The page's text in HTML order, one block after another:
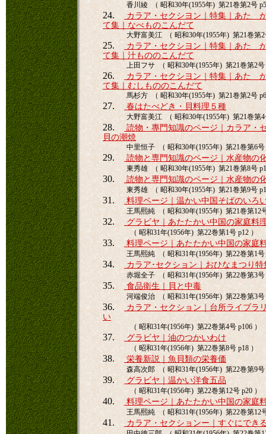
香川綾 （ 昭和30年(1955年) 第21巻第2号
24.
カラア・セクシヨン｜特集｜あたゝ
て集｜なべものこんだて
大野富美江 （ 昭和30年(1955年) 第21巻第2
25.
カラア・セクシヨン｜特集｜あたゝ
て集｜汁もののこんだて
上田フサ （ 昭和30年(1955年) 第21巻第2号
26.
カラア・セクシヨン｜特集｜あたゝ
て集｜むしもののこんだて
馬杉方 （ 昭和30年(1955年) 第21巻第2号
27. 春はたべどき・貝料理５種
大野富美江 （ 昭和30年(1955年) 第21巻第4
28.
読物・專門知識のページ｜カラア・
貝の潮焼
中里恒子 （ 昭和30年(1955年) 第21巻第6号
29. 読物と専門知識のページ｜水産物の
東秀雄 （ 昭和30年(1955年) 第21巻第8号
30. 読物と専門知識のページ｜水産物の
東秀雄 （ 昭和30年(1955年) 第21巻第9号
31. 料理ページ｜温かい中国そばのいろ
王馬熙純 （ 昭和30年(1955年) 第21巻第12
32. グラビヤ｜あたたかい中国の家庭料
（ 昭和31年(1956年) 第22巻第1号 p12 ）
33. 料理ページ｜あたたかい中国の家庭
王馬熙純 （ 昭和31年(1956年) 第22巻第1号
34. カラア･セクション｜おひなまつり
赤堀全子 （ 昭和31年(1956年) 第22巻第3号
35. 食品衛生｜貝と中毒
河端俊治 （ 昭和31年(1956年) 第22巻第3号
36.
カラア・セクション｜台所ライブラ
い
（ 昭和31年(1956年) 第22巻第4号 p106 ）
37. グラビヤ｜油のつかいわけ
（ 昭和31年(1956年) 第22巻第8号 p18 ）
38. 栄養新説｜魚貝類の栄養価
森高次郎 （ 昭和31年(1956年) 第22巻第9号
39. グラビヤ｜温かい洋食五品
（ 昭和31年(1956年) 第22巻第12号 p20 ）
40. 料理ページ｜あたたかい中国の家庭
王馬熙純 （ 昭和31年(1956年) 第22巻第12
41. カラア・セクションー｜すぐにでき